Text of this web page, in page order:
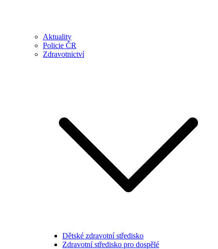
Aktuality
Policie ČR
Zdravotnictví
Dětské zdravotní středisko
Zdravotní středisko pro dospělé